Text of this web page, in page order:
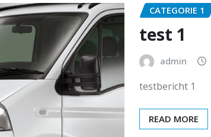
CATEGORIE 1
test 1
admin
testbericht 1
READ MORE